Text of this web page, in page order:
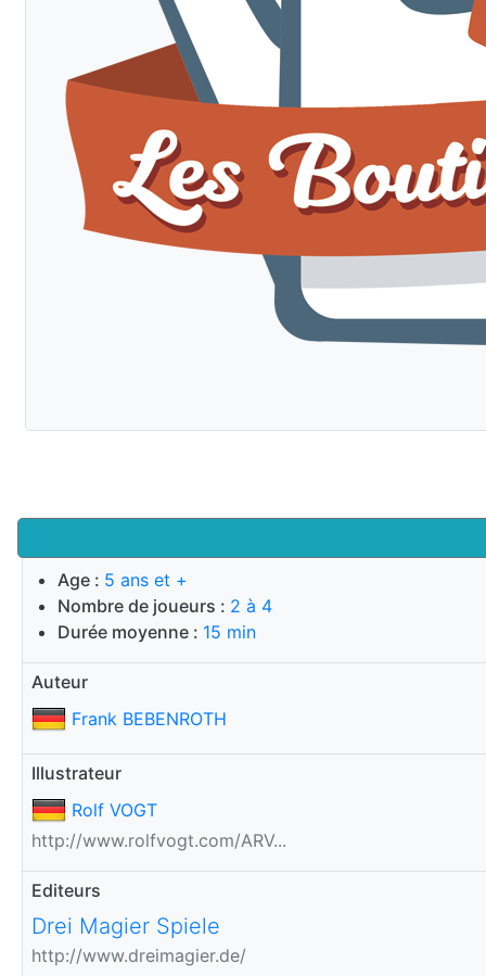
Age : 5 ans et +
Nombre de joueurs : 2 à 4
Durée moyenne : 15 min
Auteur
Frank BEBENROTH
Illustrateur
Rolf VOGT
http://www.rolfvogt.com/ARV...
Editeurs
Drei Magier Spiele
http://www.dreimagier.de/